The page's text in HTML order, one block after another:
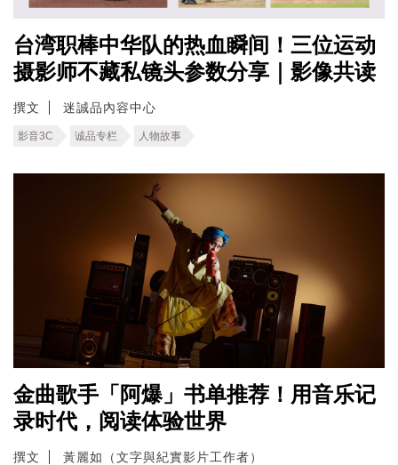
台湾职棒中华队的热血瞬间！三位运动
摄影师不藏私镜头参数分享｜影像共读
撰文 迷誠品內容中心
影音3C 诚品专栏 人物故事
金曲歌手「阿爆」书单推荐！用音乐记
录时代，阅读体验世界
撰文 黃麗如（文字與紀實影片工作者）